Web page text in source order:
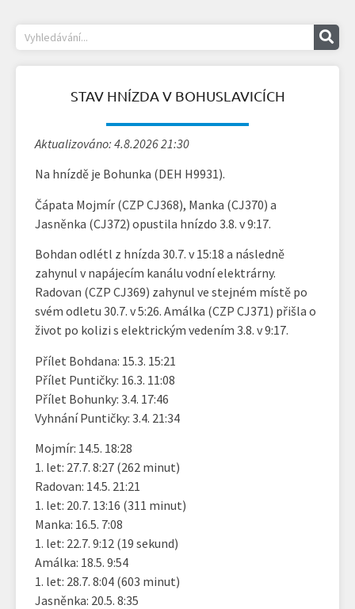
STAV HNÍZDA V BOHUSLAVICÍCH
Aktualizováno: 4.8.2026 21:30
Na hnízdě je Bohunka (DEH H9931).
Čápata Mojmír (CZP CJ368), Manka (CJ370) a
Jasněnka (CJ372) opustila hnízdo 3.8. v 9:17.
Bohdan odlétl z hnízda 30.7. v 15:18 a následně
zahynul v napájecím kanálu vodní elektrárny.
Radovan (CZP CJ369) zahynul ve stejném místě po
svém odletu 30.7. v 5:26. Amálka (CZP CJ371) přišla o
život po kolizi s elektrickým vedením 3.8. v 9:17.
Přílet Bohdana: 15.3. 15:21
Přílet Puntičky: 16.3. 11:08
Přílet Bohunky: 3.4. 17:46
Vyhnání Puntičky: 3.4. 21:34
Mojmír: 14.5. 18:28
1. let: 27.7. 8:27 (262 minut)
Radovan: 14.5. 21:21
1. let: 20.7. 13:16 (311 minut)
Manka: 16.5. 7:08
1. let: 22.7. 9:12 (19 sekund)
Amálka: 18.5. 9:54
1. let: 28.7. 8:04 (603 minut)
Jasněnka: 20.5. 8:35